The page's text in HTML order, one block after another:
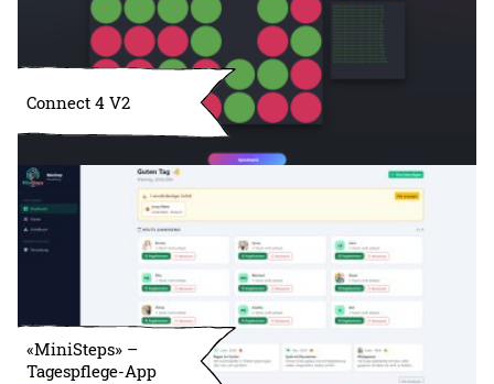
Connect 4 V2
«MiniSteps» –
Tagespflege-App